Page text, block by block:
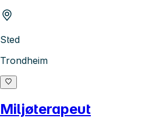
Sted
Trondheim
Miljøterapeut